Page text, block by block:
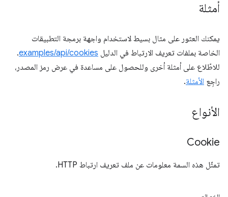
أمثلة
يمكنك العثور على مثال بسيط لاستخدام واجهة برمجة التطبيقات
الخاصة بملفات تعريف الارتباط في الدليل examples/api/cookies
.
للاطّلاع على أمثلة أخرى وللحصول على مساعدة في عرض رمز المصدر،
راجِع الأمثلة.
الأنواع
Cookie
تمثّل هذه السمة معلومات عن ملف تعريف ارتباط HTTP.